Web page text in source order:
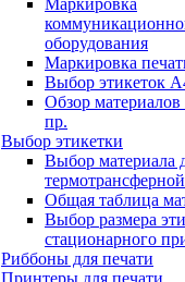
Маркировка
оборудования
Маркировка
Выбор этикеток
Обзор материалов
пр.
Выбор этикетки
Выбор материала
Общая таблица
Выбор размера
стационарного
Риббоны для печати
Принтеры для печати